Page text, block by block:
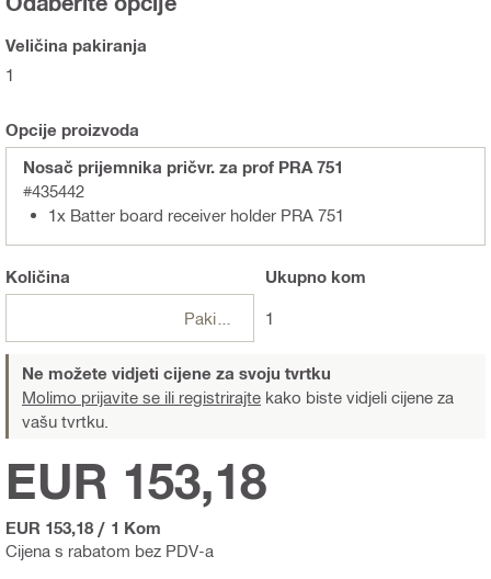
Veličina pakiranja
1
Opcije proizvoda
Nosač prijemnika pričvr. za prof PRA 751
#435442
1x Batter board receiver holder PRA 751
Količina Ukupnokom
1
Ne možete vidjeti cijene za svoju tvrtku
Molimo prijavite se ili registrirajte kako biste vidjeli cijene za
vašu tvrtku.
Cijena s rabatom bez PDV-a
EUR 153,18
EUR 153,18 / 1 Kom